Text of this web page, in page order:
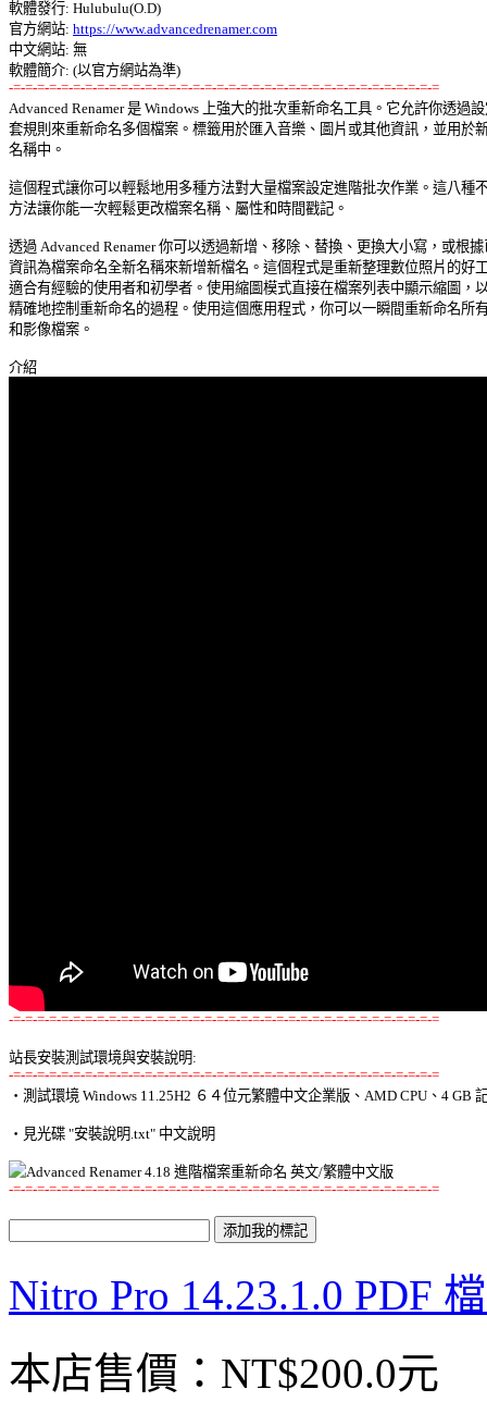
軟體發行: Hulubulu(O.D)
官方網站: https://www.advancedrenamer.com
中文網站: 無
-=-=-=-=-=-=-=-=-=-=-=-=-=-=-=-=-=-=-=-=-=-=-=-=-=-=-=-=-=-=-=-=-=-=-=-=
Advanced Renamer 是 Windows 上強大的批次重新命名工具。它允許你透過
套規則來重新命名多個檔案。標籤用於匯入音樂、圖片或其他資訊，並用於
名稱中。
這個程式讓你可以輕鬆地用多種方法對大量檔案設定進階批次作業。這八種
方法讓你能一次輕鬆更改檔案名稱、屬性和時間戳記。
透過 Advanced Renamer 你可以透過新增、移除、替換、更換大小寫，或根
資訊為檔案命名全新名稱來新增新檔名。這個程式是重新整理數位照片的好
適合有經驗的使用者和初學者。使用縮圖模式直接在檔案列表中顯示縮圖，
精確地控制重新命名的過程。使用這個應用程式，你可以一瞬間重新命名所
和影像檔案。
-=-=-=-=-=-=-=-=-=-=-=-=-=-=-=-=-=-=-=-=-=-=-=-=-=-=-=-=-=-=-=-=-=-=-=-=
站長安裝測試環境與安裝說明:
-=-=-=-=-=-=-=-=-=-=-=-=-=-=-=-=-=-=-=-=-=-=-=-=-=-=-=-=-=-=-=-=-=-=-=-=
‧測試環境 Windows 11.25H2 ６４位元繁體中文企業版、AMD CPU、4 GB
‧見光碟 "安裝說明.txt" 中文說明
-=-=-=-=-=-=-=-=-=-=-=-=-=-=-=-=-=-=-=-=-=-=-=-=-=-=-=-=-=-=-=-=-=-=-=-=
Nitro Pro 14.23.1.0 PDF
本店售價： NT$200.0元